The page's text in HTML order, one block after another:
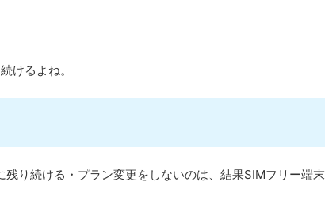
けるよね。
り続ける・プラン変更をしないのは、結果SIMフリー端末